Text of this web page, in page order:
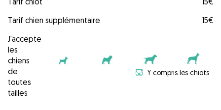
Tarif chien supplémentaire
15€
J'accepte
les
chiens
de
toutes
tailles
Y compris les chiots